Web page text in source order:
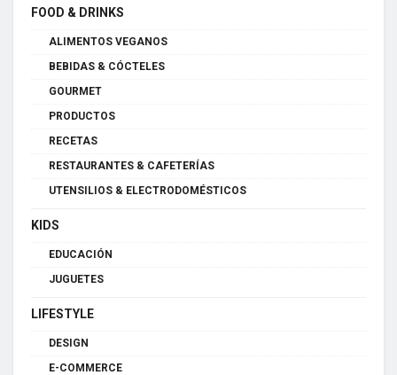
FOOD & DRINKS
ALIMENTOS VEGANOS
BEBIDAS & CÓCTELES
GOURMET
PRODUCTOS
RECETAS
RESTAURANTES & CAFETERÍAS
UTENSILIOS & ELECTRODOMÉSTICOS
KIDS
EDUCACIÓN
JUGUETES
LIFESTYLE
DESIGN
E-COMMERCE